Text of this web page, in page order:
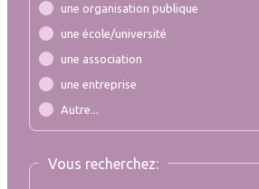
une organisation publique
une école/université
une association
une entreprise
Autre...
Vous recherchez: